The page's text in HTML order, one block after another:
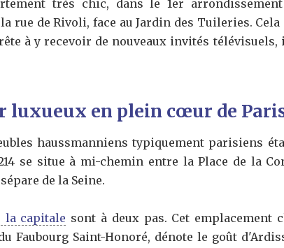
très chic, dans le 1er
rue de Rivoli, face au Jardin des Tuileries.
à y recevoir de nouveaux invités
luxueux en plein cœur de
haussmanniens typiquement parisiens
se situe à mi-chemin entre la Place de la
de la Seine.
la capitale sont à deux pas. Cet emplacement
Faubourg Saint-Honoré, dénote le goût